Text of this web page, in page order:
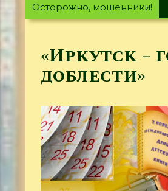
Осторожно, мошенники!
«Иркутск –
доблести»